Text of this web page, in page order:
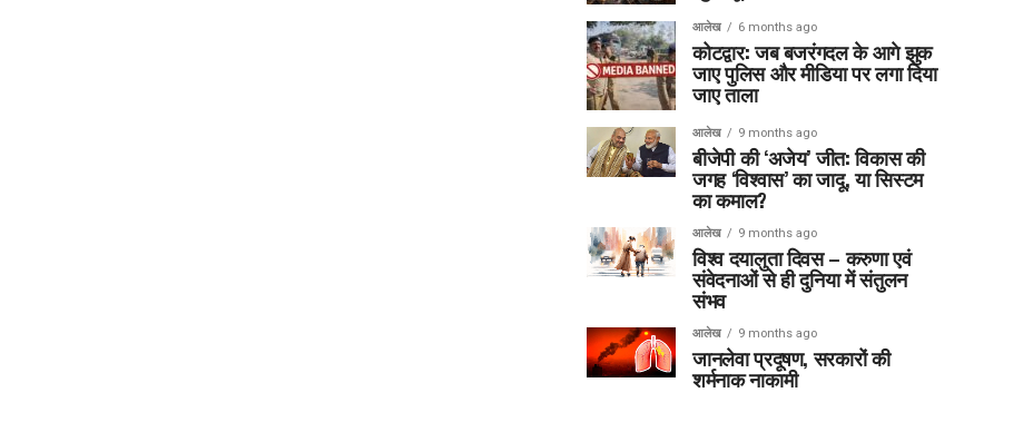
आलेख 6 months ago
कोटद्वार: जब बजरंगदल के आगे झुक
जाए पुलिस और मीडिया पर लगा दिया
जाए ताला
आलेख 9 months ago
बीजेपी की ‘अजेय’ जीत: विकास की
जगह ‘विश्वास’ का जादू, या सिस्टम
का कमाल?
आलेख 9 months ago
विश्व दयालुता दिवस – करुणा एवं
संवेदनाओं से ही दुनिया में संतुलन
संभव
आलेख 9 months ago
जानलेवा प्रदूषण, सरकारों की
शर्मनाक नाकामी